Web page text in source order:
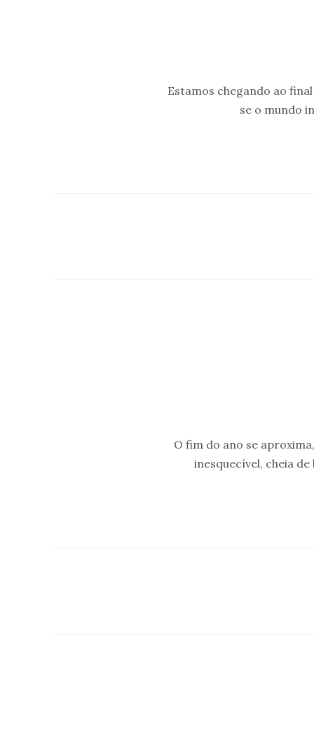
Estamos chegando ao
se o mundo
O fim do ano se
inesquecível, cheia